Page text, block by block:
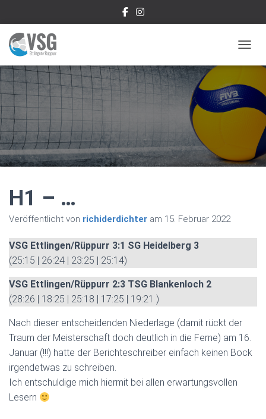
H1 – …
Veröffentlicht von richiderdichter am 15. Februar 2022
VSG Ettlingen/Rüppurr 3:1 SG Heidelberg 3
(25:15 | 26:24 | 23:25 | 25:14)
VSG Ettlingen/Rüppurr 2:3 TSG Blankenloch 2
(28:26 | 18:25 | 25:18 | 17:25 | 19:21 )
Nach dieser entscheidenden Niederlage (damit rückt der
Traum der Meisterschaft doch deutlich in die Ferne) am 16.
Januar (!!!) hatte der Berichteschreiber einfach keinen Bock
irgendetwas zu schreiben.
Ich entschuldige mich hiermit bei allen erwartungsvollen
Lesern